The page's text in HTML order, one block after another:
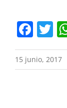
15 junio, 2017